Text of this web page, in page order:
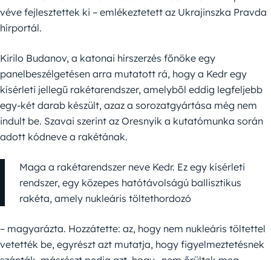
véve fejlesztettek ki – emlékeztetett az Ukrajinszka Pravda
hírportál.
Kirilo Budanov, a katonai hírszerzés főnöke egy
panelbeszélgetésen arra mutatott rá, hogy a Kedr egy
kísérleti jellegű rakétarendszer, amelyből eddig legfeljebb
egy-két darab készült, azaz a sorozatgyártása még nem
indult be. Szavai szerint az Oresnyik a kutatómunka során
adott kódneve a rakétának.
Maga a rakétarendszer neve Kedr. Ez egy kísérleti
rendszer, egy közepes hatótávolságú ballisztikus
rakéta, amely nukleáris töltethordozó
– magyarázta. Hozzátette: az, hogy nem nukleáris töltettel
vetették be, egyrészt azt mutatja, hogy figyelmeztetésnek